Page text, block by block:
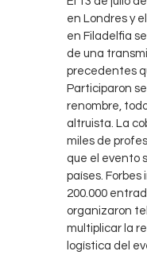
en Londres y
en Filadelfia
de una
precedentes
Participaron
renombre,
altruista. La
miles de
que el evento
países.
200.000
organizaron
multiplicar la
logística del